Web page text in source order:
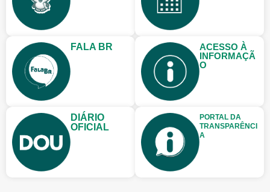
FALA BR
ACESSO À
INFORMAÇÃ
O
DIÁRIO
OFICIAL
PORTAL DA
TRANSPARÊNCI
A